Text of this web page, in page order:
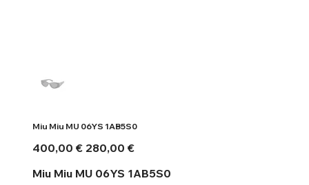
Miu Miu MU 06YS 1AB5S0
Αρχική
τιμή
400,00 € Τιμή
έκπτωσης
280,00 €
Miu Miu MU 06YS 1AB5S0